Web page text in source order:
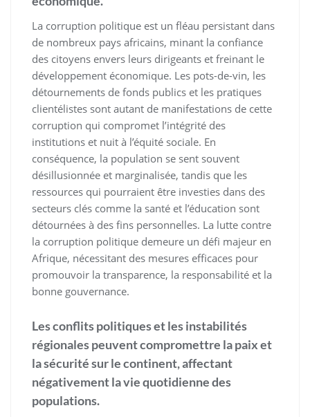
La corruption politique est un fléau persistant dans
de nombreux pays africains, minant la confiance
des citoyens envers leurs dirigeants et freinant le
développement économique. Les pots-de-vin, les
détournements de fonds publics et les pratiques
clientélistes sont autant de manifestations de cette
corruption qui compromet l’intégrité des
institutions et nuit à l’équité sociale. En
conséquence, la population se sent souvent
désillusionnée et marginalisée, tandis que les
ressources qui pourraient être investies dans des
secteurs clés comme la santé et l’éducation sont
détournées à des fins personnelles. La lutte contre
la corruption politique demeure un défi majeur en
Afrique, nécessitant des mesures efficaces pour
promouvoir la transparence, la responsabilité et la
bonne gouvernance.
Les conflits politiques et les instabilités
régionales peuvent compromettre la paix et
la sécurité sur le continent, affectant
négativement la vie quotidienne des
populations.